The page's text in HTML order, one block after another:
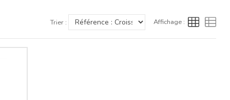
Trier : Affichage :